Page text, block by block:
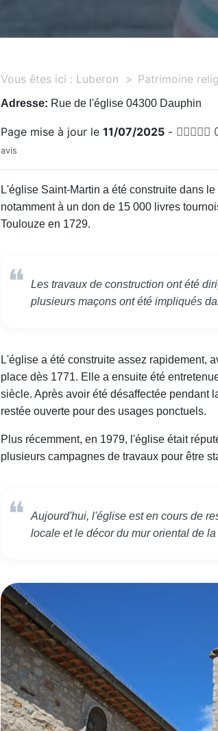
Vous êtes ici : Luberon Patrimoine
Adresse: Rue de l'église 04300 Dauphin
Page mise à jour le 11/07/2025-
avis
L'église Saint-Martin a été construite dans
notamment à un don de 15 000 livres
Toulouze en 1729.
Les travaux de construction ont été
plusieurs maçons ont été impliqués
L'église a été construite assez rapidement,
place dès 1771. Elle a ensuite été
siècle. Après avoir été désaffectée pendant
restée ouverte pour des usages ponctuels.
Plus récemment, en 1979, l'église était
plusieurs campagnes de travaux pour être
Aujourd'hui, l'église est en cours de
locale et le décor du mur oriental de